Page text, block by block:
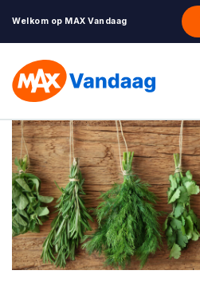
Welkom op MAX Vandaag